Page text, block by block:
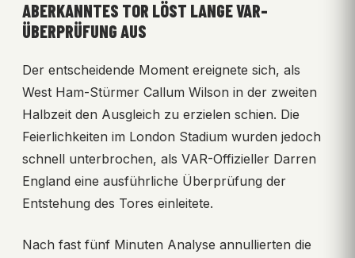
ABERKANNTES TOR LÖST LANGE VAR-
ÜBERPRÜFUNG AUS
Der entscheidende Moment ereignete sich, als
West Ham-Stürmer Callum Wilson in der zweiten
Halbzeit den Ausgleich zu erzielen schien. Die
Feierlichkeiten im London Stadium wurden jedoch
schnell unterbrochen, als VAR-Offizieller Darren
England eine ausführliche Überprüfung der
Entstehung des Tores einleitete.
Nach fast fünf Minuten Analyse annullierten die